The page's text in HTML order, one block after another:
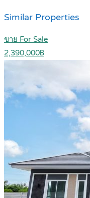
Similar Properties
ขาย For Sale
2,390,000฿